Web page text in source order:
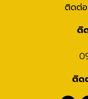
ติดต่อ
ติ
ติด